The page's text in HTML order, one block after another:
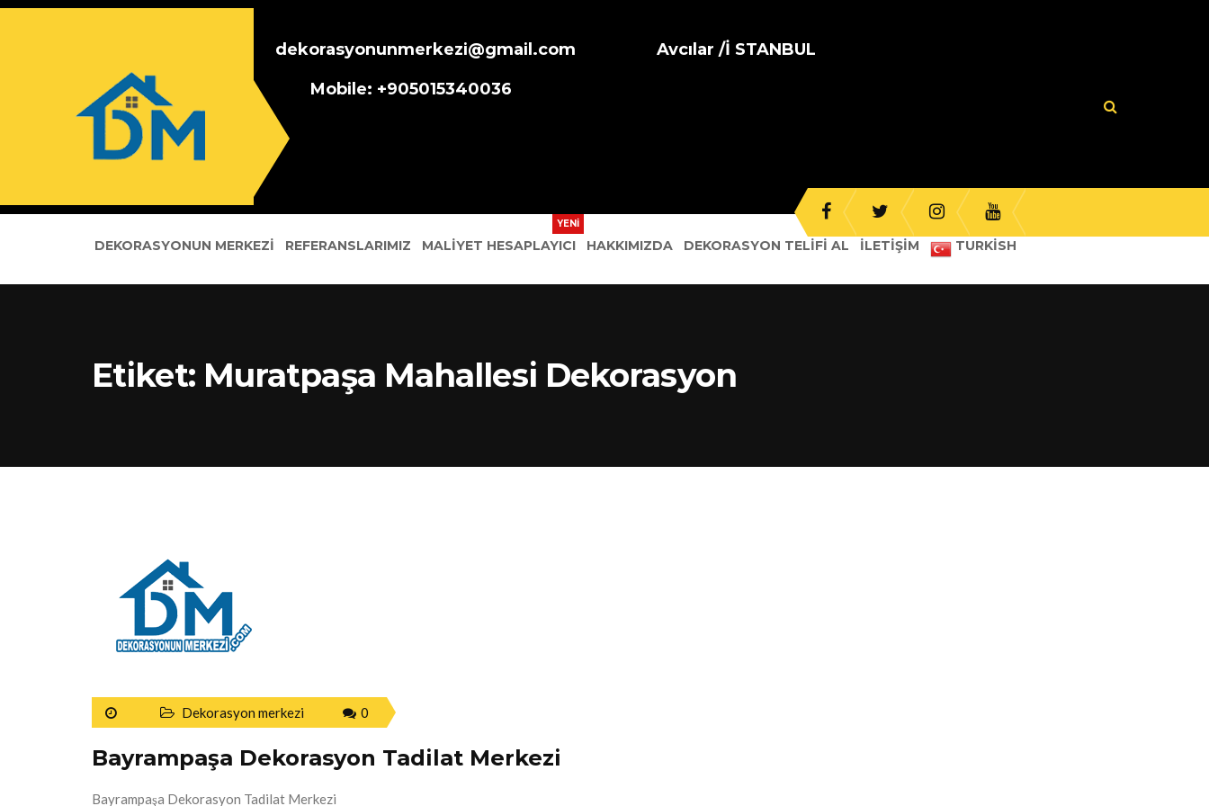
dekorasyonunmerkezi@gmail.com
Mobile: +905015340036
Avcılar /İ STANBUL
DEKORASYONUN MERKEZI REFERANSLARIMIZ MALIYET HESAPLAYICI HAKKIMIZDA DEKORASYON TELIFI AL İLETIŞIM TURKISH
Etiket: Muratpaşa Mahallesi Dekorasyon
Dekorasyon merkezi 0
Bayrampaşa Dekorasyon Tadilat Merkezi
Bayrampaşa Dekorasyon Tadilat Merkezi